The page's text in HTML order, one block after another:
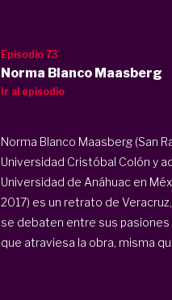
Episodio 73
Norma Blanco Maasberg
Ir al episodio
Norma Blanco Maasberg (San
Universidad Cristóbal Colón y
Universidad de Anáhuac en
2017) es un retrato de
se debaten entre sus
que atraviesa la obra, misma